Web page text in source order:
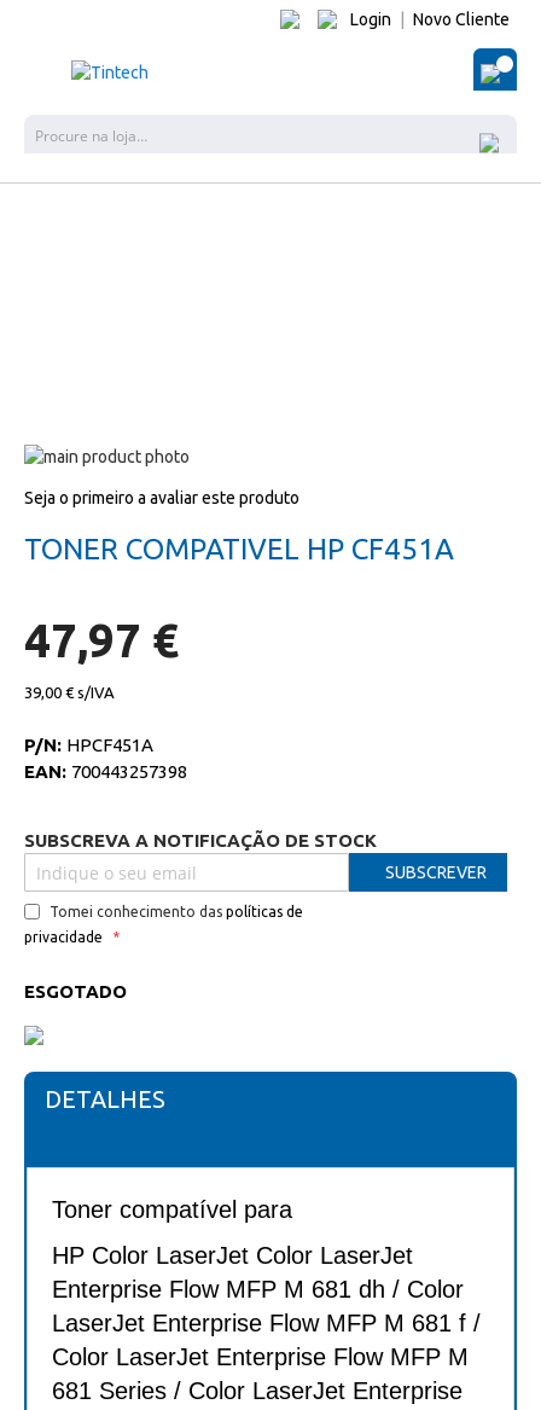
Login Novo Cliente
O
Salte
o
imagens
para
início
de
imagens
Seja o primeiro a avaliar este produto
TONER COMPATIVEL HP CF451A
47,97 €
39,00 €
P/N: HPCF451A
EAN: 700443257398
SUBSCREVA A NOTIFICAÇÃO DE STOCK
Tomei conhecimento das políticas de
privacidade
SUBSCREVER
ESGOTADO
DETALHES
Toner compatível para
HP Color LaserJet Color LaserJet
Enterprise Flow MFP M 681 dh / Color
LaserJet Enterprise Flow MFP M 681 f /
Color LaserJet Enterprise Flow MFP M
681 Series / Color LaserJet Enterprise